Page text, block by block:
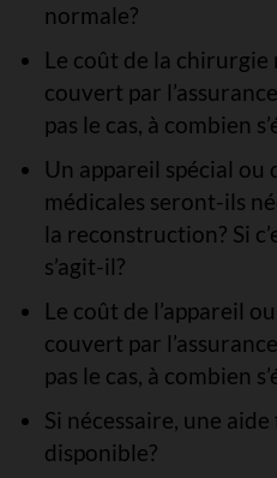
normale?
Le coût de la
couvert par
pas le cas, à combien
Un appareil spécial ou
médicales seront-ils
la reconstruction? Si
s’agit-il?
Le coût de l’appareil
couvert par
pas le cas, à combien
Si nécessaire, une
disponible?